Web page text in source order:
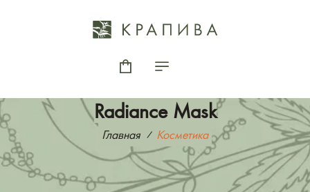
Radiance Mask
Главная Косметика